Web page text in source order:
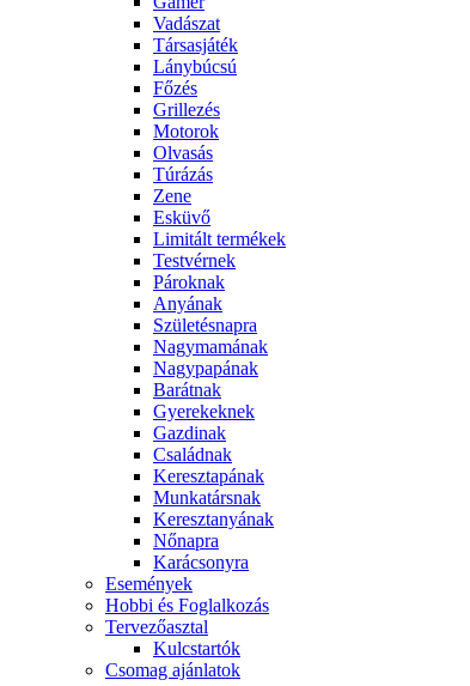
Vadászat
Társasjáték
Lánybúcsú
Főzés
Grillezés
Motorok
Olvasás
Túrázás
Zene
Esküvő
Limitált termékek
Testvérnek
Pároknak
Anyának
Születésnapra
Nagymamának
Nagypapának
Barátnak
Gyerekeknek
Gazdinak
Családnak
Keresztapának
Munkatársnak
Keresztanyának
Nőnapra
Karácsonyra
Események
Hobbi és Foglalkozás
Tervezőasztal
Kulcstartók
Csomag ajánlatok